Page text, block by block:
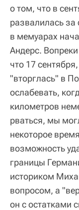
о том, что в
развалилась
в мемуарах
Андерс.
что 17
"вторглась" в
ослабевать,
километров
рваться, мы
некоторое
возможность
границы
историком
вопросом, а
он с остатками